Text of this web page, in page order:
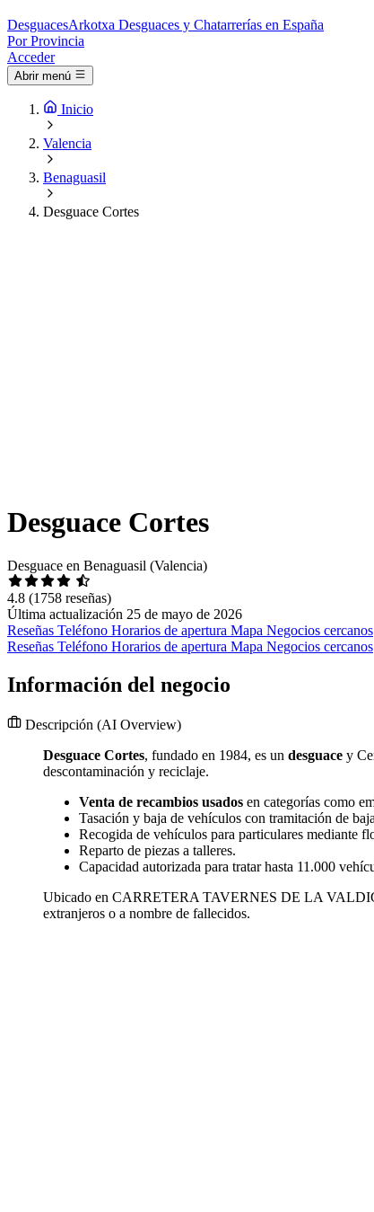
DesguacesArkotxa Desguaces y Chatarrerías en España
Por Provincia
Acceder
Abrir menú
Inicio
Valencia
Benaguasil
Desguace Cortes
Desguace Cortes
Desguace en Benaguasil (Valencia)
4.8 (1758 reseñas)
Última actualización 25 de mayo de 2026
Reseñas Teléfono Horarios de apertura Mapa Negocios cercanos
Reseñas Teléfono Horarios de apertura Mapa Negocios cercanos
Información del negocio
Descripción (AI Overview)
Desguace Cortes, fundado en 1984, es un desguace y
descontaminación y reciclaje.
Venta de recambios usados en categorías como
Tasación y baja de vehículos con tramitación de
Recogida de vehículos para particulares mediante
Reparto de piezas a talleres.
Capacidad autorizada para tratar hasta 11.000
Ubicado en CARRETERA TAVERNES DE LA
extranjeros o a nombre de fallecidos.